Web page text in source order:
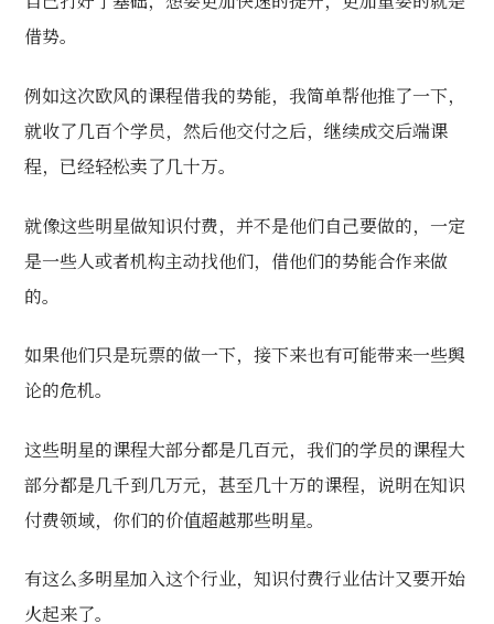
借势。
例如这次欧风的课程借我的势能，我简单帮他推了一下，
就收了几百个学员，然后他交付之后，继续成交后端课
程，已经轻松卖了几十万。
就像这些明星做知识付费，并不是他们自己要做的，一定
是一些人或者机构主动找他们，借他们的势能合作来做
的。
如果他们只是玩票的做一下，接下来也有可能带来一些舆
论的危机。
这些明星的课程大部分都是几百元，我们的学员的课程大
部分都是几千到几万元，甚至几十万的课程，说明在知识
付费领域，你们的价值超越那些明星。
有这么多明星加入这个行业，知识付费行业估计又要开始
火起来了。